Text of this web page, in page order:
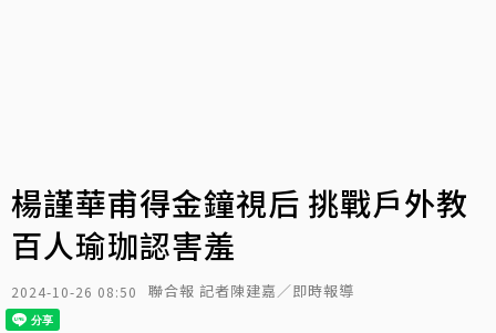
楊謹華甫得金鐘視后 挑戰戶外教
百人瑜珈認害羞
2024-10-26 08:50 聯合報 記者陳建嘉／即時報導